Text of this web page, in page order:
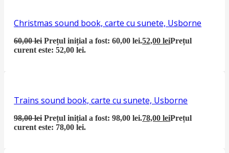
Christmas sound book, carte cu sunete, Usborne
60,00lei Prețul inițial a fost: 60,00 lei.52,00leiPrețul
curent este: 52,00 lei.
Trains sound book, carte cu sunete, Usborne
98,00lei Prețul inițial a fost: 98,00 lei.78,00leiPrețul
curent este: 78,00 lei.